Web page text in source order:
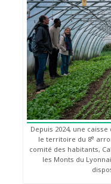
Depuis 2024, une
le territoire du 8e
comité des habitants,
les Monts du